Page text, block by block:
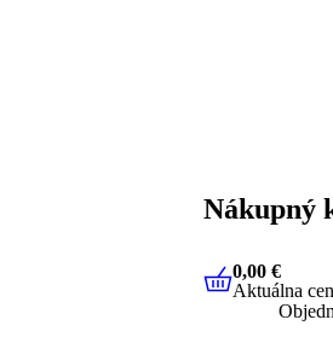
Nákupný
0,00 €
0,00 €
Aktuálna